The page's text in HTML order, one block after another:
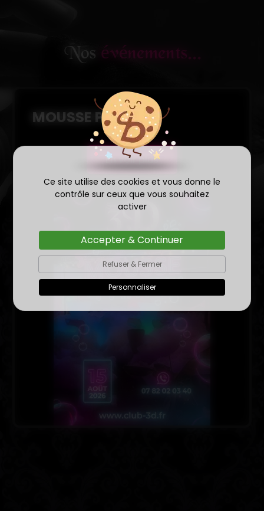
Ce site utilise des cookies et vous donne le
contrôle sur ceux que vous souhaitez
activer
Accepter & Continuer
Refuser & Fermer
Personnaliser
Nos événements...
MOUSSE PARTY
En voir plus